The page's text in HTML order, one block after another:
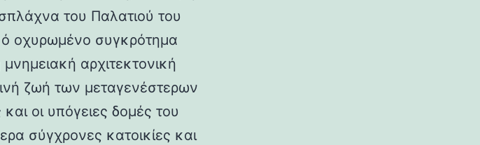
του Παλατιού του
οχυρωμένο συγκρότημα
αρχιτεκτονική
ζωή των μεταγενέστερων
οι υπόγειες δομές του
σύγχρονες κατοικίες και